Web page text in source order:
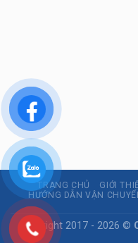
TRANG CHỦ GIỚI
HƯỚNG DẪN VẬN
Copyright 2017 - 2026 ©